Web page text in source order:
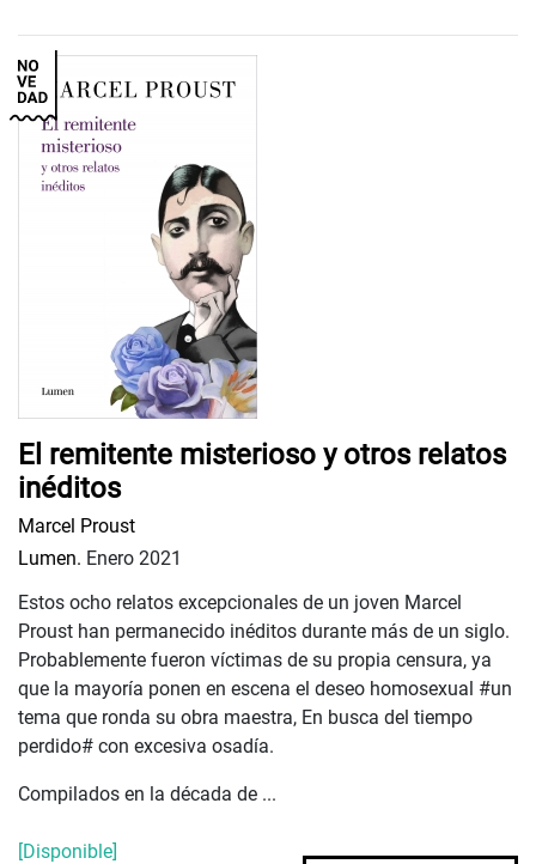
El remitente misterioso y otros relatos
inéditos
Marcel Proust
Lumen. Enero 2021
Estos ocho relatos excepcionales de un joven Marcel
Proust han permanecido inéditos durante más de un siglo.
Probablemente fueron víctimas de su propia censura, ya
que la mayoría ponen en escena el deseo homosexual #un
tema que ronda su obra maestra, En busca del tiempo
perdido# con excesiva osadía.
Compilados en la década de ...
[Disponible]